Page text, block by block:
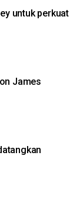
untuk perkuat
James